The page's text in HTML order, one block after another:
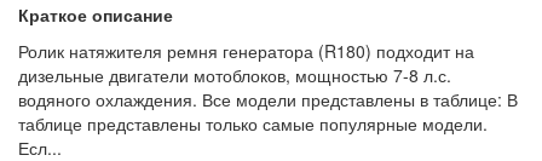
Краткое описание
Ролик натяжителя ремня генератора (R180) подходит на
дизельные двигатели мотоблоков, мощностью 7-8 л.с.
водяного охлаждения. Все модели представлены в таблице: В
таблице представлены только самые популярные модели.
Есл...